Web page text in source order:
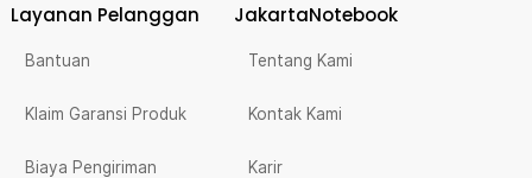
Layanan Pelanggan
Bantuan
Klaim Garansi Produk
Biaya Pengiriman
JakartaNotebook
Tentang Kami
Kontak Kami
Karir